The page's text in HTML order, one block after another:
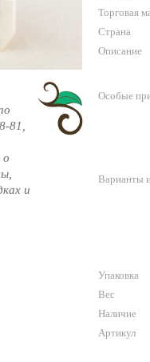
81,
о
и
Торговая
Страна
Описание
Особые
Варианты
Упаковка
Вес
Наличие
Артикул